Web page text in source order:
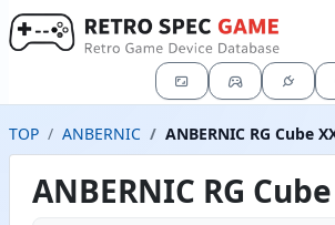
TOP ANBERNIC ANBERNIC RG Cube
ANBERNIC RG